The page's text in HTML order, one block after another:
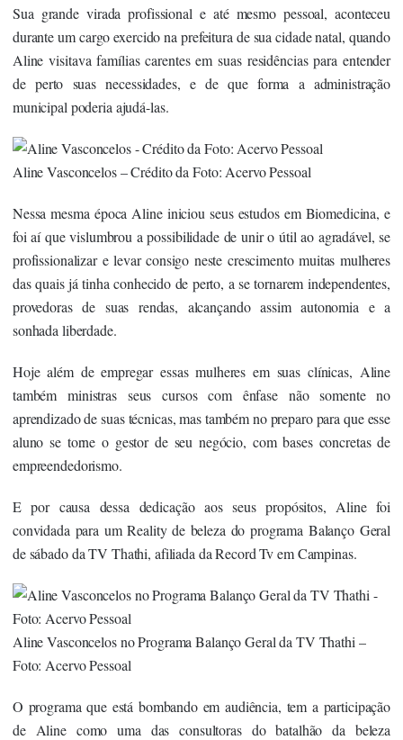
Sua grande virada profissional e até mesmo pessoal, aconteceu
durante um cargo exercido na prefeitura de sua cidade natal, quando
Aline visitava famílias carentes em suas residências para entender
de perto suas necessidades, e de que forma a administração
municipal poderia ajudá-las.
Aline Vasconcelos – Crédito da Foto: Acervo Pessoal
Nessa mesma época Aline iniciou seus estudos em Biomedicina, e
foi aí que vislumbrou a possibilidade de unir o útil ao agradável, se
profissionalizar e levar consigo neste crescimento muitas mulheres
das quais já tinha conhecido de perto, a se tornarem independentes,
provedoras de suas rendas, alcançando assim autonomia e a
sonhada liberdade.
Hoje além de empregar essas mulheres em suas clínicas, Aline
também ministras seus cursos com ênfase não somente no
aprendizado de suas técnicas, mas também no preparo para que esse
aluno se torne o gestor de seu negócio, com bases concretas de
empreendedorismo.
E por causa dessa dedicação aos seus propósitos, Aline foi
convidada para um Reality de beleza do programa Balanço Geral
de sábado da TV Thathi, afiliada da Record Tv em Campinas.
Aline Vasconcelos no Programa Balanço Geral da TV Thathi –
Foto: Acervo Pessoal
O programa que está bombando em audiência, tem a participação
de Aline como uma das consultoras do batalhão da beleza